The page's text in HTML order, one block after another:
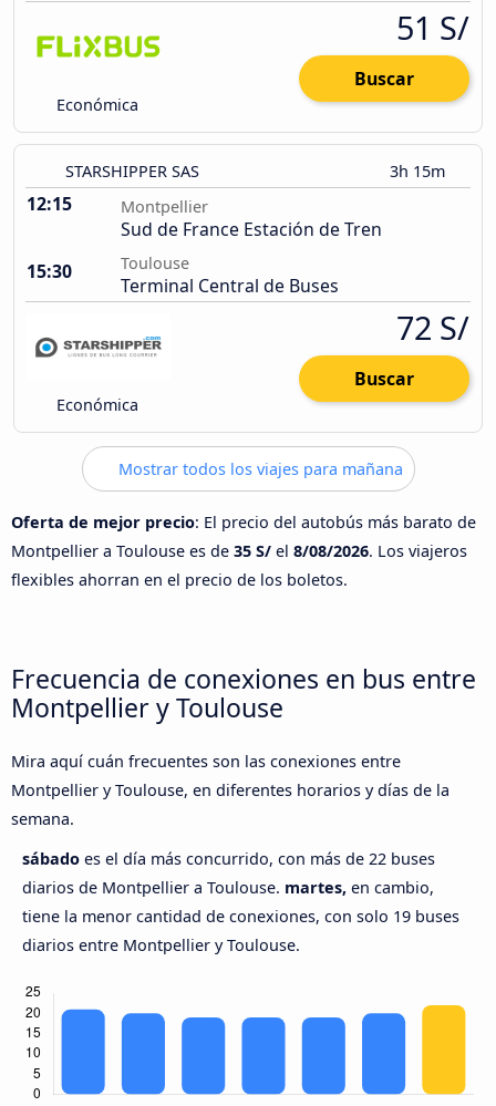
Económica
51 S/
Buscar
STARSHIPPER SAS 3h 15m
12:15 Montpellier
Sud de France Estación de Tren
15:30
Toulouse
Terminal Central de Buses
Económica
72 S/
Buscar
Mostrar todos los viajes para mañana
Oferta de mejor precio: El precio del autobús más barato de
Montpellier a Toulouse es de 35 S/ el 8/08/2026. Los viajeros
flexibles ahorran en el precio de los boletos.
Frecuencia de conexiones en bus entre
Montpellier y Toulouse
Mira aquí cuán frecuentes son las conexiones entre
Montpellier y Toulouse, en diferentes horarios y días de la
semana.
sábado es el día más concurrido, con más de 22 buses
diarios de Montpellier a Toulouse. martes, en cambio,
tiene la menor cantidad de conexiones, con solo 19 buses
diarios entre Montpellier y Toulouse.